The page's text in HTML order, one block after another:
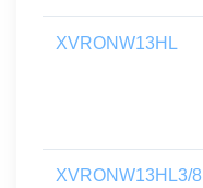
XVRONW13HL
XVRONW13HL3/8